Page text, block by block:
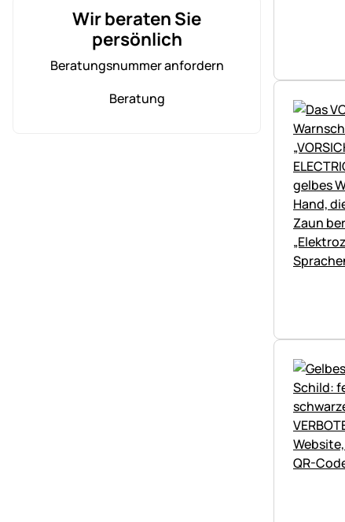
Wir beraten Sie
persönlich
Beratungsnummer anfordern
Beratung